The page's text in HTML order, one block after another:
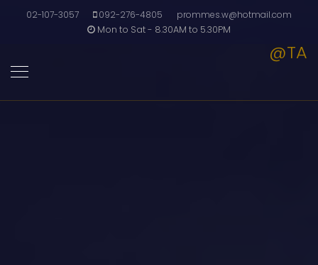
02-107-3057 092-276-4805
prommes.w@hotmail.com
Mon to Sat - 8.30AM to 5.30PM
@TA